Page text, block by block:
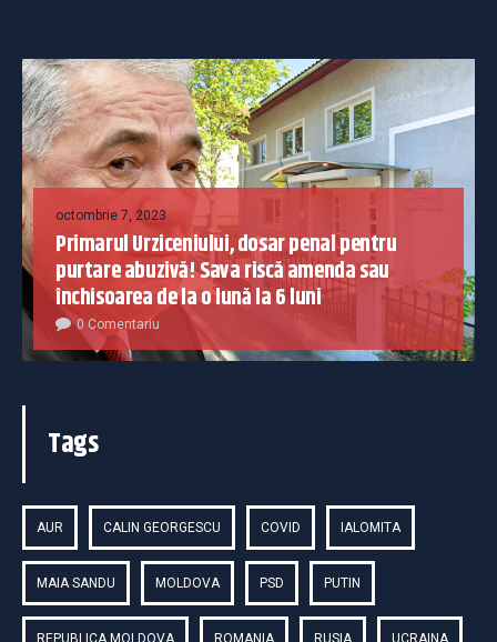
octombrie 7, 2023
Primarul Urziceniului, dosar penal pentru
purtare abuzivă! Sava riscă amenda sau
închisoarea de la o lună la 6 luni
0 Comentariu
Tags
AUR CALIN GEORGESCU COVID IALOMITA
MAIA SANDU MOLDOVA PSD PUTIN
REPUBLICA MOLDOVA ROMANIA RUSIA UCRAINA